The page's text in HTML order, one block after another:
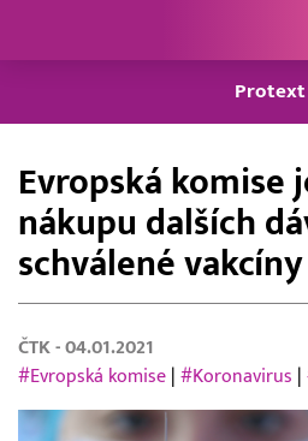
Protext
Evropská komise
nákupu dalších
schválené vakcíny
ČTK - 04.01.2021
#Evropská komise #Koronavirus